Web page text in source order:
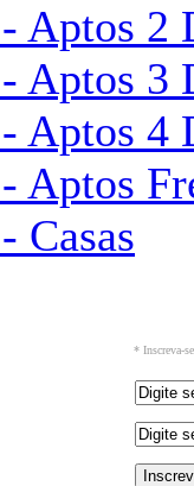
Aptos 2
Aptos 3
Aptos 4
Aptos
Casas
* Inscreva-